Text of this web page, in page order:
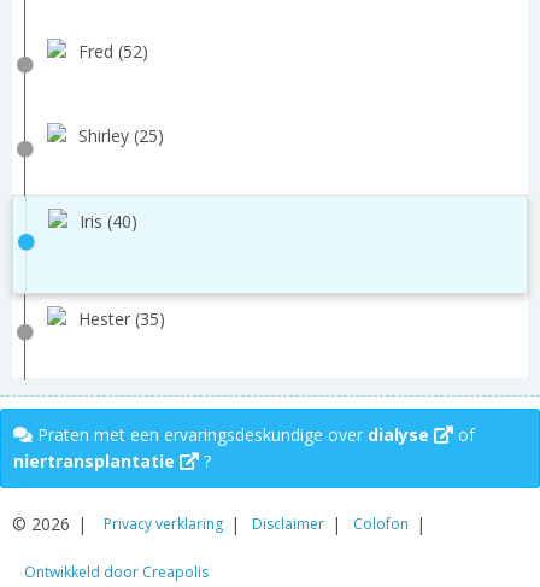
Fred (52)
Shirley (25)
Iris (40)
Hester (35)
Praten met een ervaringsdeskundige over dialyse
of
niertransplantatie
?
© 2026 Privacy verklaring Disclaimer Colofon
Ontwikkeld door Creapolis